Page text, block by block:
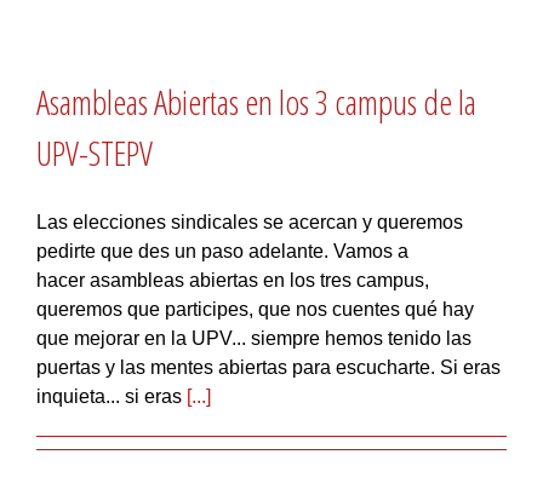
Asambleas Abiertas en los 3 campus de la
UPV-STEPV
Las elecciones sindicales se acercan y queremos
pedirte que des un paso adelante. Vamos a
hacer asambleas abiertas en los tres campus,
queremos que participes, que nos cuentes qué hay
que mejorar en la UPV... siempre hemos tenido las
puertas y las mentes abiertas para escucharte. Si eras
inquieta... si eras [...]